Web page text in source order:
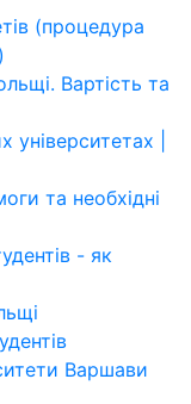
(процедура
Вартість та
|
та необхідні
- як
Варшави